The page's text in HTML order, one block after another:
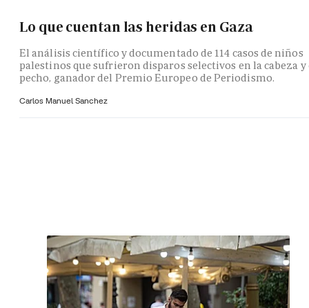
Lo que cuentan las heridas en Gaza
El análisis científico y documentado de 114 casos de niños
palestinos que sufrieron disparos selectivos en la cabeza y
pecho, ganador del Premio Europeo de Periodismo.
Carlos Manuel Sanchez